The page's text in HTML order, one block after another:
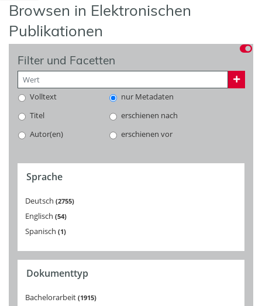
Browsen in Elektronischen
Publikationen
Filter und Facetten
Volltext
nur Metadaten
Titel
erschienen nach
Autor(en)
erschienen vor
Sprache
Deutsch 2755
Englisch 54
Spanisch 1
Dokumenttyp
Bachelorarbeit 1915